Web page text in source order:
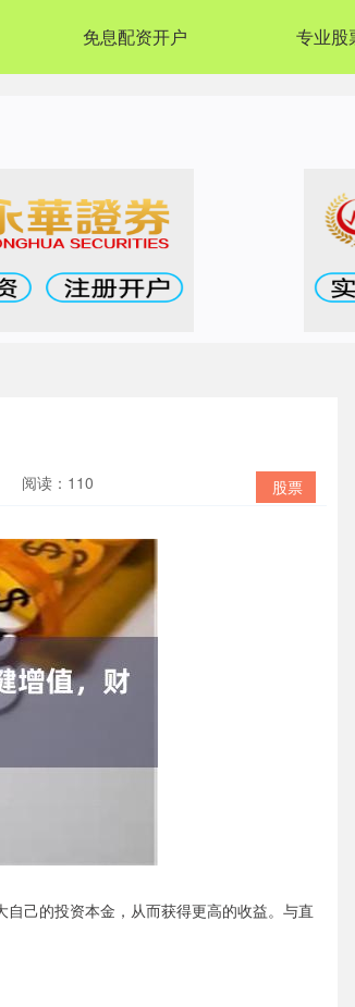
免息配资开户 专业股
股票
阅读：110
己的投资本金，从而获得更高的收益。与直